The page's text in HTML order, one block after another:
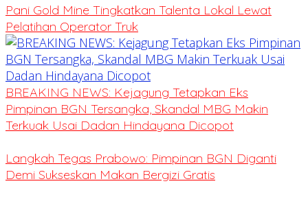
Pani Gold Mine Tingkatkan Talenta Lokal Lewat
Pelatihan Operator Truk
BREAKING NEWS: Kejagung Tetapkan Eks
Pimpinan BGN Tersangka, Skandal MBG Makin
Terkuak Usai Dadan Hindayana Dicopot
Langkah Tegas Prabowo: Pimpinan BGN Diganti
Demi Sukseskan Makan Bergizi Gratis